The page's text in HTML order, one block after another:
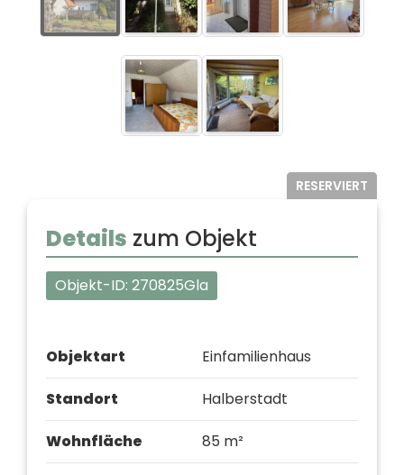
RESERVIERT
RESERVIERT
Details zum Objekt
Objekt-ID: 270825Gla
Objektart Einfamilienhaus
Standort Halberstadt
Wohnfläche 85 m²